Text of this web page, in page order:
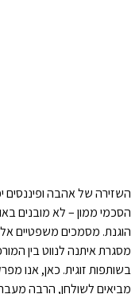
השזירה של אהבה ופיננסים
הסכמי ממון – לא מובנים
הוגנת. מסמכים משפטיים
מסגרת איתנה לנווט בין
בשותפות זוגית. כאן, אנו
מביאים לשולחן, הרבה מעבר